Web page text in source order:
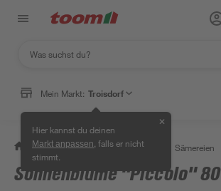
Mein Markt: Troisdorf
Hier kannst du deinen
Markt anpassen , falls er nicht
stimmt.
✕
/ Garten & Freizeit / Pflanzen Sämereien
Sonnenblume "Piccolo" 80